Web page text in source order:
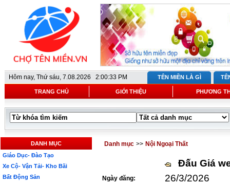
Hôm nay, Thứ sáu, 7.08.2026 2:00:33 PM TÊN MIỀN LÀ GÌ
TRANG CHỦ GIỚI THIỆU PHƯƠNG
DANH MỤC
Giáo Dục- Đào Tạo
Xe Cộ- Vận Tải- Kho Bãi
Bất Động Sản
Danh mục >> Nội Ngoại Thất
Đấu Giá
Ngày đăng: 26/3/2026